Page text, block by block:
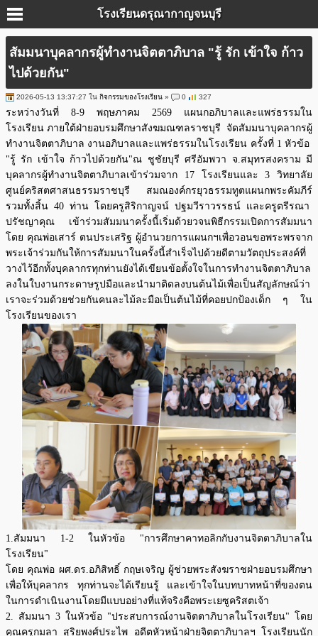
โรงเรียนดรุณากาญจนบุรี
สัมมนาบุคลากรผู้ทำงานจิตตาภิบาล "รู้ รัก เข้าใจ ก้าว
ไปด้วยกัน"
2026-05-13 13:37:27 ใน กิจกรรมของโรงเรียน » 0 327
ระหว่างวันที่ 8-9 พฤษภาคม 2569 แผนกอภิบาลและแพร่ธรรมใน
โรงเรียน ภายใต้ฝ่ายอบรมศึกษาสังฆมณฑลราชบุรี จัดสัมมนาบุคลากรผู้
ทำงานจิตตาภิบาล งานอภิบาลและแพร่ธรรมในโรงเรียน ครั้งที่ 1 หัวข้อ
"รู้ รัก เข้าใจ ก้าวไปด้วยกัน"ณ ชูชัยบุรี ศรีอัมพวา จ.สมุทรสงคราม มี
บุคลากรผู้ทำงานจิตตาภิบาลเข้าร่วมจาก 17 โรงเรียนและ 3 วิทยาลัย
ศูนย์คริสตศาสนธรรมราชบุรี สมณองค์กรยุวธรรมทูตแผนกพระคัมภีร์
รวมทั้งสิ้น 40 ท่าน โดยครูสิริกาญจน์ ปฐมวีราวรรธน์ และครูตรีรณา
ปรัชญาคุณ เข้าร่วมสัมมนาครั้งนี้เริ่มด้วยวจนพิธีกรรมเปิดการสัมมนา
โดย คุณพ่อเสาร์ ตนประเสริฐ ผู้อำนวยการแผนกฯเพื่อวอนขอพระพรจาก
พระเจ้าร่วมกันให้การสัมมนาในครั้งนี้สำเร็จไปด้วยดีตามวัตถุประสงค์ที่
วางไว้อีกทั้งบุคลากรทุกท่านยังได้เขียนข้อตั้งใจในการทำงานจิตตาภิบาล
ลงในใบงานกระดาษรูปมือและนำมาติดลงบนต้นไม้เพื่อเป็นสัญลักษณ์ว่า
เราจะร่วมด้วยช่วยกันคนละไม้ละมือเป็นต้นไม้ที่คอยปกป้องเด็ก ๆ ใน
โรงเรียนของเรา
1.สัมมนา 1-2 ในหัวข้อ "การศึกษาคาทอลิกกับงานจิตตาภิบาลใน
โรงเรียน"
โดย คุณพ่อ ผศ.ดร.อภิสิทธิ์ กฤษเจริญ ผู้ช่วยพระสังฆราชฝ่ายอบรมศึกษา
เพื่อให้บุคลากร ทุกท่านจะได้เรียนรู้ และเข้าใจในบทบาทหน้าที่ของตน
ในการดำเนินงานโดยมีแบบอย่างที่แท้จริงคือพระเยซูคริสตเจ้า
2. สัมมนา 3 ในหัวข้อ "ประสบการณ์งานจิตตาภิบาลในโรงเรียน" โดย
คุณครูกมลา สุริยพงศ์ประไพ อดีตหัวหน้าฝ่ายจิตตาภิบาลฯ โรงเรียนนัก